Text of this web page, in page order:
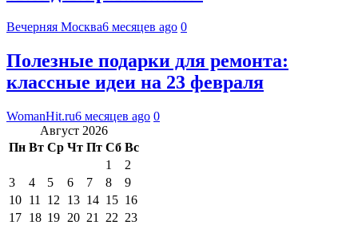
Вечерняя Москва6 месяцев ago 0
Полезные подарки для ремонта:
классные идеи на 23 февраля
WomanHit.ru6 месяцев ago 0
Август 2026
Пн Вт Ср Чт Пт Сб Вс
1
2
3
4 5 6 7 8
9
10 11 12 13 14 15 16
17 18 19 20 21 22 23